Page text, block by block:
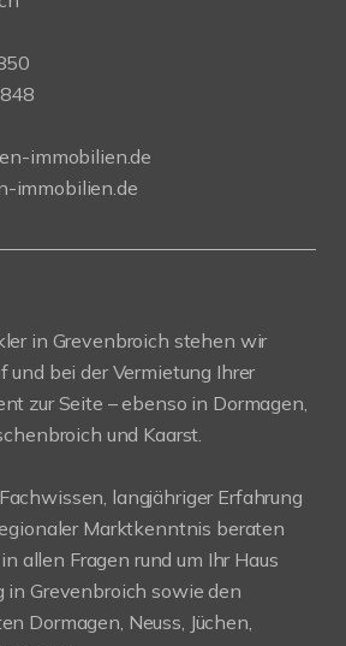
immobilien.de
immobilien.de
in Grevenbroich stehen wir
und bei der Vermietung Ihrer
zur Seite – ebenso in Dormagen,
und Kaarst.
langjähriger Erfahrung
Marktkenntnis beraten
allen Fragen rund um Ihr Haus
in Grevenbroich sowie den
Dormagen, Neuss, Jüchen,